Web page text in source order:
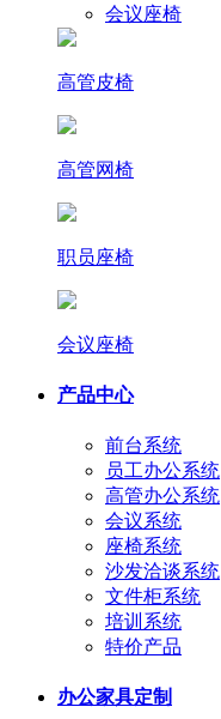
会议座椅
高管皮椅
高管网椅
职员座椅
会议座椅
产品中心
前台系统
员工办公系统
高管办公系统
会议系统
座椅系统
沙发洽谈系统
文件柜系统
培训系统
特价产品
办公家具定制